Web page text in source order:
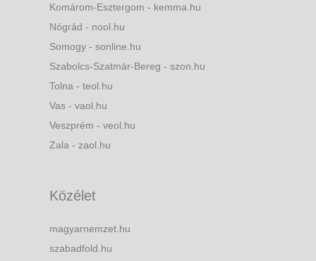
Komárom-Esztergom - kemma.hu
Nógrád - nool.hu
Somogy - sonline.hu
Szabolcs-Szatmár-Bereg - szon.hu
Tolna - teol.hu
Vas - vaol.hu
Veszprém - veol.hu
Zala - zaol.hu
Közélet
magyarnemzet.hu
szabadfold.hu